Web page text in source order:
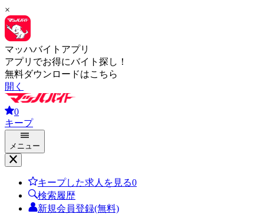
×
マッハバイトアプリ
アプリでお得にバイト探し！
無料ダウンロードはこちら
開く
0
キープ
メニュー
キープした求人を見る0
検索履歴
新規会員登録(無料)